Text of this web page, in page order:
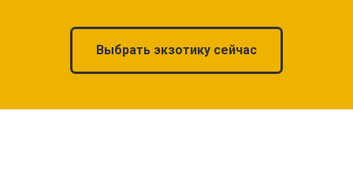
Выбрать экзотику сейчас